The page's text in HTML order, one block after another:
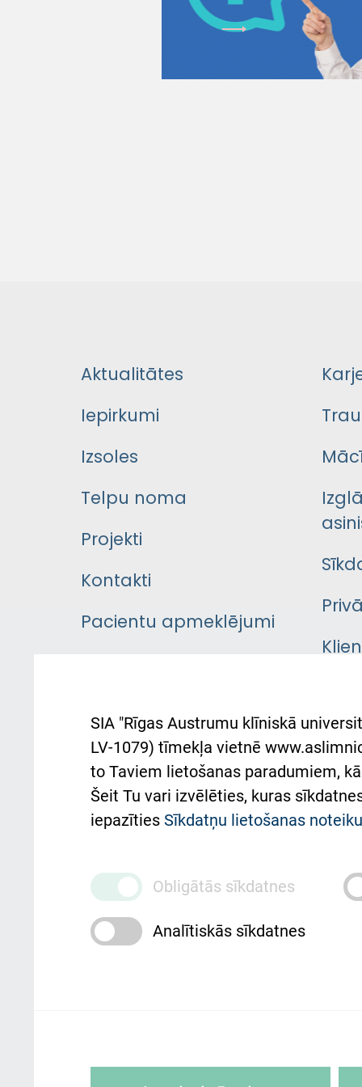
Aktualitātes
Iepirkumi
Izsoles
Telpu noma
Projekti
Kontakti
Pacientu apmeklējumi
Pacienta
atsauksmju/sūdzību
iesniegšanas kārtība
Kā pie mums nokļūt
ceļvedis
Rekvizīti un ārstniecības
та
SIA "Rīgas Austrumu klīniskā
LV-1079) tīmekļa vietnē
to Taviem lietošanas paradumiem,
Šeit Tu vari izvēlēties, kuras
iepazīties Sīkdatņu lietošanas
Obligātās sīkdatnes
Analītiskās sīkdatnes